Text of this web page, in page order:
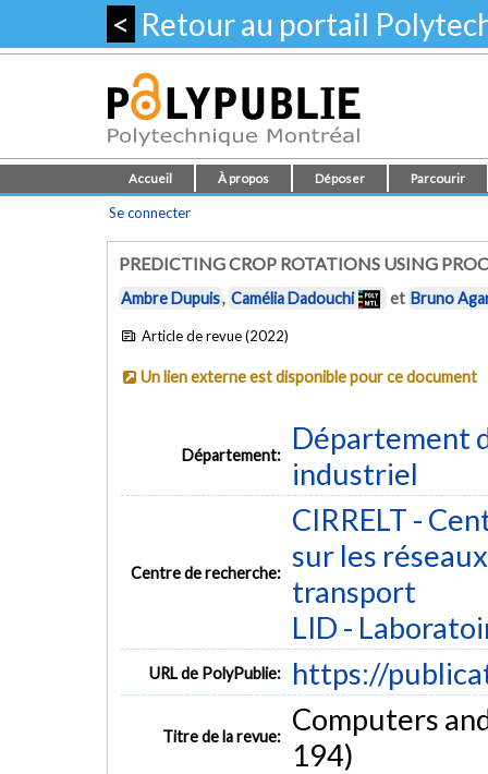
< Retour au portail
Accueil À propos Déposer Parcourir
Se connecter
PREDICTING CROP ROTATIONS USING
Ambre Dupuis, Camélia Dadouchi et Bruno
Article de revue (2022)
Un lien externe est disponible pour ce document
Département:
Département
industriel
Centre de recherche:
CIRRELT -
sur les
transport
LID -
URL de PolyPublie: https://
Titre de la revue:
Computers
194)